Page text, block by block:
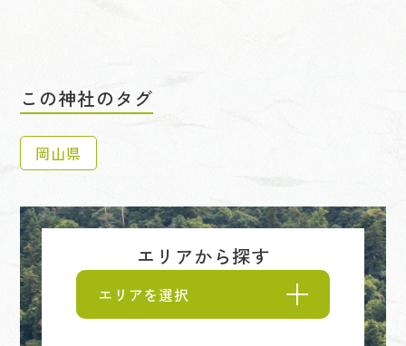
この神社のタグ
岡山県
エリアから探す
エリアを選択